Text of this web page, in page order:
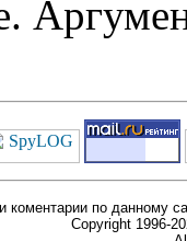
коментарии по данному
Copyright 1996-